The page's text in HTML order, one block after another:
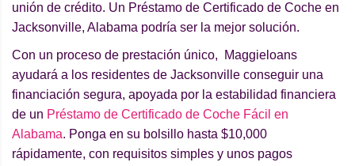
unión de crédito. Un Préstamo de Certificado de Coche en
Jacksonville, Alabama podría ser la mejor solución.
Con un proceso de prestación único, Maggieloans
ayudará a los residentes de Jacksonville conseguir una
financiación segura, apoyada por la estabilidad financiera
de un Préstamo de Certificado de Coche Fácil en
Alabama. Ponga en su bolsillo hasta $10,000
rápidamente, con requisitos simples y unos pagos